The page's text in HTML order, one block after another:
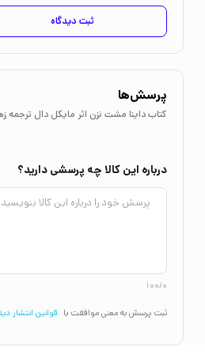
ثبت دیدگاه
پرسش‌ها
کتاب داینا مشت نزن اثر مایکل دال ترجمه
درباره این کالا چه پرسشی دارید؟
100/0
ثبت پرسش به معنی موافقت با قوانین انتشار